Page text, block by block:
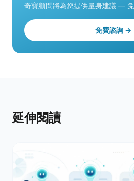
奇寶顧問將為您提供量身建議 — 免
免費諮詢 →
延伸閱讀